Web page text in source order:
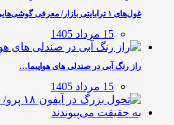
غول‌های ۱ ترابایتی بازار/ معرفی گوشی‌هایی با…
15 مرداد 1405
راز رنگ آبی در صندلی های هواپیما…
15 مرداد 1405